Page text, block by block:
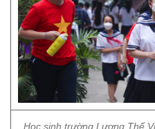
Học sinh trường Lương Thế